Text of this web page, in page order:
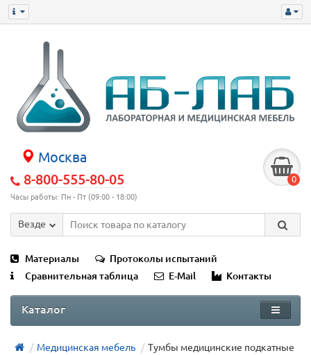
Москва
8-800-555-80-05
Часы работы: Пн - Пт (09:00 - 18:00)
0
Везде
Материалы
Протоколы испытаний
Сравнительная таблица
E-Mail Контакты
Каталог
Медицинская мебель Тумбы медицинские подкатные